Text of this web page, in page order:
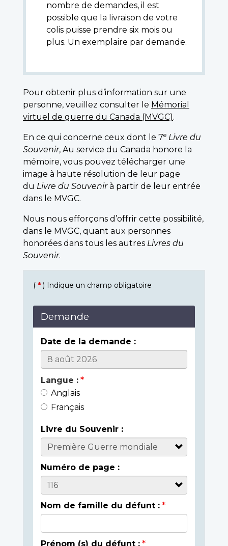
nombre de demandes, il est
possible que la livraison de votre
colis puisse prendre six mois ou
plus. Un exemplaire par demande.
Pour obtenir plus d’information sur une
personne, veuillez consulter le Mémorial
virtuel de guerre du Canada (MVGC).
En ce qui concerne ceux dont le 7e Livre du
Souvenir, Au service du Canada honore la
mémoire, vous pouvez télécharger une
image à haute résolution de leur page
du Livre du Souvenirà partir de leur entrée
dans le MVGC.
Nous nous efforçons d’offrir cette possibilité,
dans le MVGC, quant aux personnes
honorées dans tous les autres Livres du
Souvenir.
( * ) Indique un champ obligatoire
Demande
Date de la demande :
Langue :
Anglais
Français
Livre du Souvenir :
Numéro de page :
Nom de famille du défunt :
Prénom (s) du défunt :